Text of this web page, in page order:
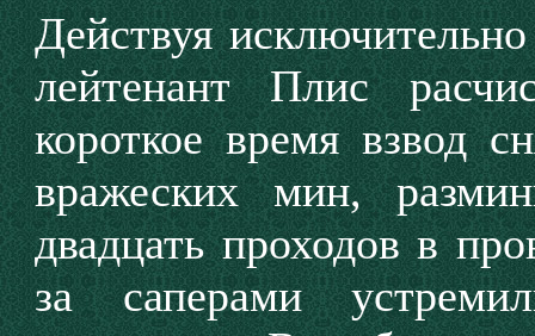
Действуя
лей­тенант Плис
короткое время взвод
вражеских мин,
двадцать проходов в
за саперами